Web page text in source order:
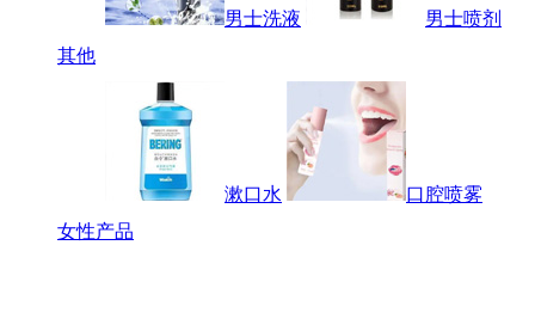
男士洗液
男士喷剂
其他
漱口水
口腔喷雾
女性产品